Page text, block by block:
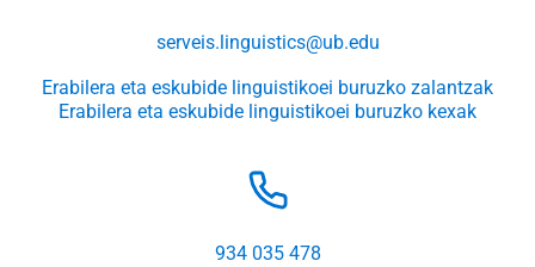
serveis.linguistics@ub.edu
Erabilera eta eskubide linguistikoei buruzko zalantzak
Erabilera eta eskubide linguistikoei buruzko kexak
934 035 478